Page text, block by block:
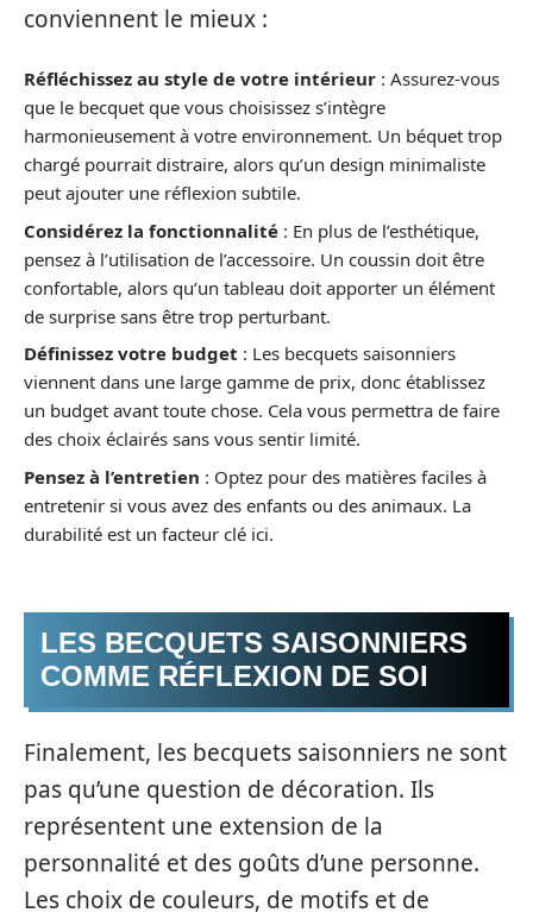
conviennent le mieux :
Réfléchissez au style de votre intérieur : Assurez-vous
que le becquet que vous choisissez s’intègre
harmonieusement à votre environnement. Un béquet trop
chargé pourrait distraire, alors qu’un design minimaliste
peut ajouter une réflexion subtile.
Considérez la fonctionnalité : En plus de l’esthétique,
pensez à l’utilisation de l’accessoire. Un coussin doit être
confortable, alors qu’un tableau doit apporter un élément
de surprise sans être trop perturbant.
Définissez votre budget : Les becquets saisonniers
viennent dans une large gamme de prix, donc établissez
un budget avant toute chose. Cela vous permettra de faire
des choix éclairés sans vous sentir limité.
Pensez à l’entretien : Optez pour des matières faciles à
entretenir si vous avez des enfants ou des animaux. La
durabilité est un facteur clé ici.
LES BECQUETS SAISONNIERS
COMME RÉFLEXION DE SOI
Finalement, les becquets saisonniers ne sont
pas qu’une question de décoration. Ils
représentent une extension de la
personnalité et des goûts d’une personne.
Les choix de couleurs, de motifs et de